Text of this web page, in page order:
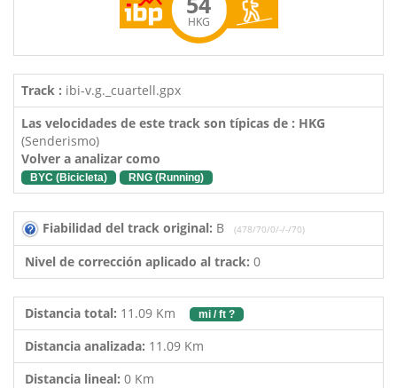
HKG
Track : ibi-v.g._cuartell.gpx
Las velocidades de este track son típicas de : HKG
(Senderismo)
Volver a analizar como
BYC (Bicicleta) RNG (Running)
Fiabilidad del track original: B (478/70/0/-/-/70)
Nivel de corrección aplicado al track: 0
Distancia total: 11.09 Km mi / ft ?
Distancia analizada: 11.09 Km
Distancia lineal: 0 Km